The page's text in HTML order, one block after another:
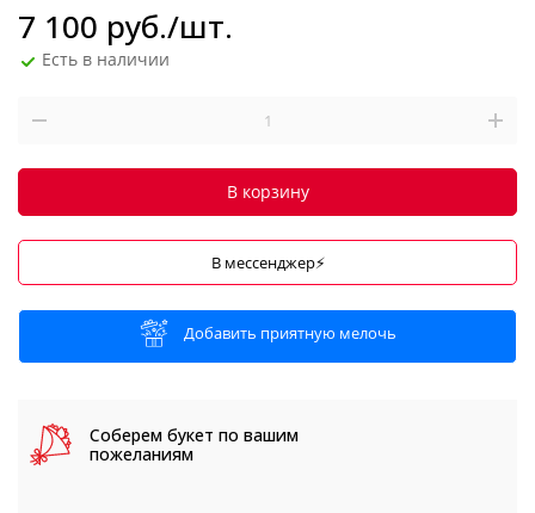
7 100 руб./шт.
Есть в наличии
В корзину
В мессенджер⚡
Добавить приятную мелочь
Соберем букет по вашим
пожеланиям